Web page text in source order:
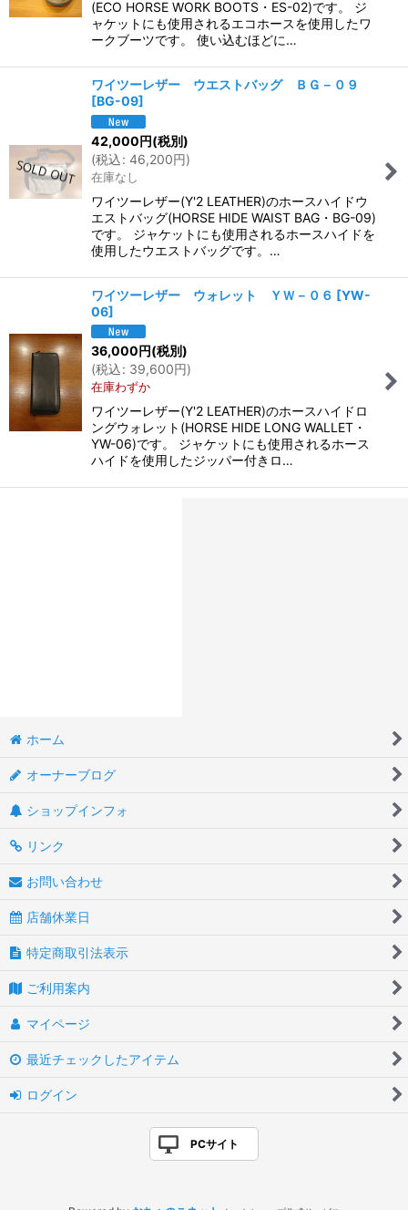
(ECO HORSE WORK BOOTS・ES-02)です。 ジ
ャケットにも使用されるエコホースを使用したワ
ークブーツです。 使い込むほどに…
ワイツーレザー ウエストバッグ ＢＧ－０９
[BG-09]
42,000円(税別)
(税込: 46,200円)
在庫なし
ワイツーレザー(Y'2 LEATHER)のホースハイドウ
エストバッグ(HORSE HIDE WAIST BAG・BG-09)
です。 ジャケットにも使用されるホースハイドを
使用したウエストバッグです。…
ワイツーレザー ウォレット ＹＷ－０６ [YW-
06]
36,000円(税別)
(税込: 39,600円)
在庫わずか
ワイツーレザー(Y'2 LEATHER)のホースハイドロ
ングウォレット(HORSE HIDE LONG WALLET・
YW-06)です。 ジャケットにも使用されるホース
ハイドを使用したジッパー付きロ…
ホーム
オーナーブログ
ショップインフォ
リンク
お問い合わせ
店舗休業日
特定商取引法表示
ご利用案内
マイページ
最近チェックしたアイテム
ログイン
PCサイト